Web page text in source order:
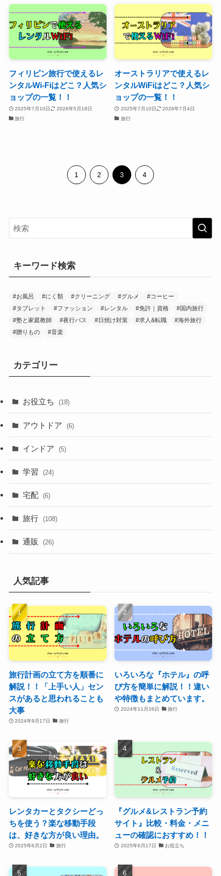
フィリピン旅行で使えるレ
ンタルWi-Fiはどこ？人気シ
ョップの一覧！！
2025年7月10日
2026年5月18日
旅行
オーストラリアで使えるレ
ンタルWiFiはどこ？人気シ
ョップの一覧！！
2025年7月10日
2026年7月4日
旅行
1 2 3 4
キーワード検索
#お風呂 #にく類 #クリーニング #グルメ
#コーヒー
#タブレット
#ファッション #レンタル #免許｜資格
#国内旅行
#塾と家庭教師
#夜行バス #日焼け対策 #求人&転職
#海外旅行
#贈りもの
#音楽
カテゴリー
お役立ち (18)
アウトドア (6)
インドア (5)
学習 (24)
宅配 (6)
旅行 (108)
通販 (26)
人気記事
旅行計画の立て方を順番に
解説！！「上手い人」セン
スがあると思われることも
大事
2024年9月17日 旅行
いろいろな『ホテル』の呼
び方を簡単に解説！！違い
や特徴もまとめています。
2024年11月26日 旅行
レンタカーとタクシーどっ
ちを使う？楽な移動手段
は、好きな方が良い理由。
2025年6月2日 旅行
『グルメ&レストラン予約
サイト』比較・料金・メニ
ューの確認におすすめ！！
2025年6月17日 お役立ち